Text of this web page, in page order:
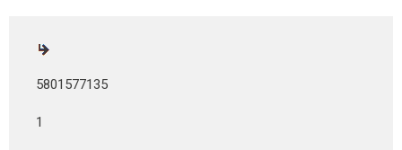
5801577135
1